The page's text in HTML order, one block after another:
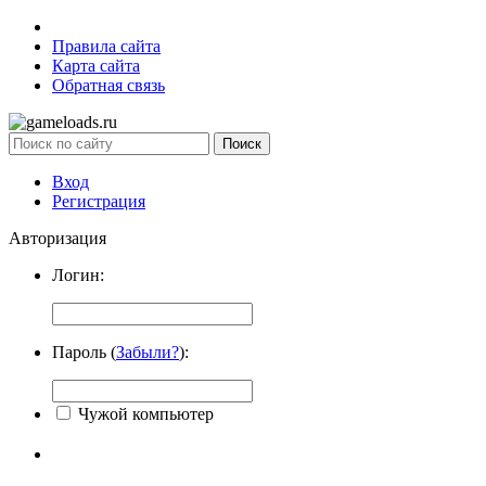
Правила сайта
Карта сайта
Обратная связь
Вход
Регистрация
Авторизация
Логин:
Пароль (Забыли?):
Чужой компьютер